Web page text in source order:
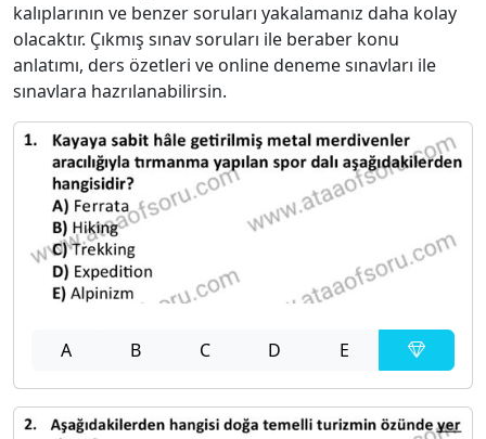
kalıplarının ve benzer soruları yakalamanız daha kolay
olacaktır. Çıkmış sınav soruları ile beraber konu
anlatımı, ders özetleri ve online deneme sınavları ile
sınavlara hazrılanabilirsin.
A B C D E